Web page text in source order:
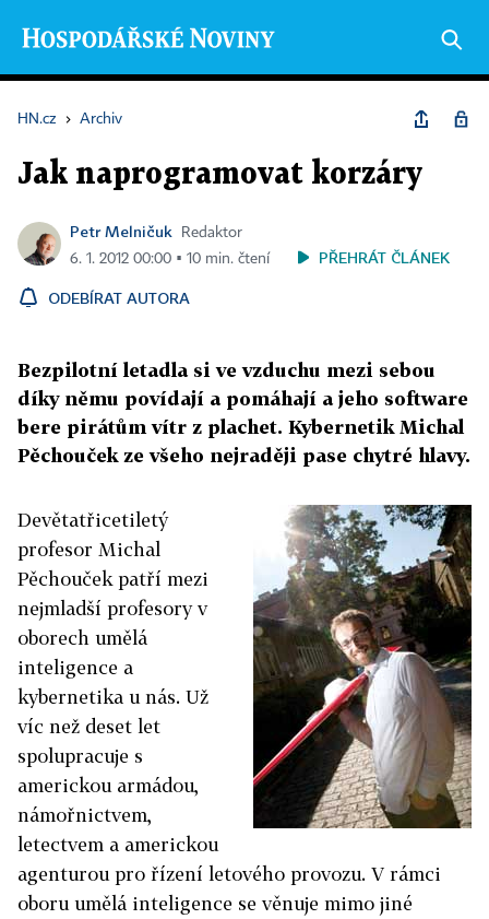
HN.cz › Archiv
Jak naprogramovat korzáry
Petr Melničuk
Redaktor
6. 1. 2012 00:00 ▪ 10 min. čtení
PŘEHRÁT ČLÁNEK
ODEBÍRAT AUTORA
Bezpilotní letadla si ve vzduchu mezi sebou
díky němu povídají a pomáhají a jeho software
bere pirátům vítr z plachet. Kybernetik Michal
Pěchouček ze všeho nejraději pase chytré hlavy.
Devětatřicetiletý
profesor Michal
Pěchouček patří mezi
nejmladší profesory v
oborech umělá
inteligence a
kybernetika u nás. Už
víc než deset let
spolupracuje s
americkou armádou,
námořnictvem,
letectvem a americkou
agenturou pro řízení letového provozu. V rámci
oboru umělá inteligence se věnuje mimo jiné